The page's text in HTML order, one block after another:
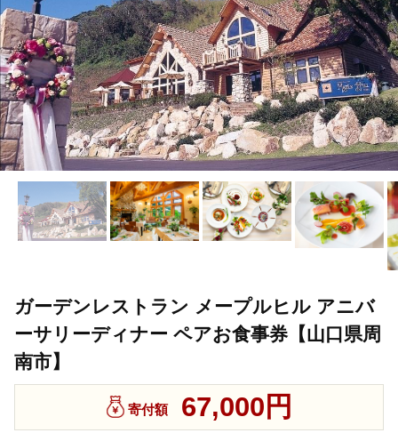
ガーデンレストラン メープルヒル アニバ
ーサリーディナー ペアお食事券【山口県周
南市】
寄付額 67,000円